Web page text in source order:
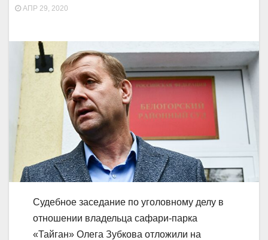
АПР 29, 2020
Судебное заседание по уголовному делу в
отношении владельца сафари-парка
«Тайган» Олега Зубкова отложили на